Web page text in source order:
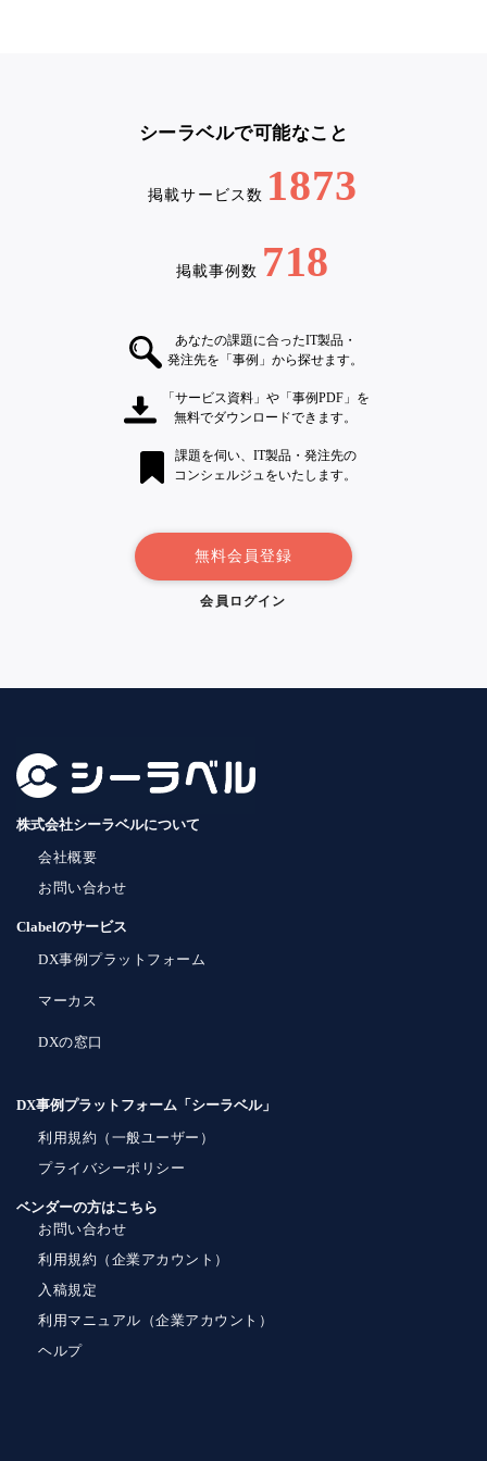
シーラベルで可能なこと
掲載サービス数 1873
掲載事例数 718
あなたの課題に合ったIT製品・
発注先を「事例」から探せます。
「サービス資料」や「事例PDF」を
無料でダウンロードできます。
課題を伺い、IT製品・発注先の
コンシェルジュをいたします。
無料会員登録
会員ログイン
株式会社シーラベルについて
会社概要
お問い合わせ
Clabelのサービス
DX事例プラットフォーム
マーカス
DXの窓口
DX事例プラットフォーム「シーラベル」
利用規約（一般ユーザー）
プライバシーポリシー
ベンダーの方はこちら
お問い合わせ
利用規約（企業アカウント）
入稿規定
利用マニュアル（企業アカウント）
ヘルプ